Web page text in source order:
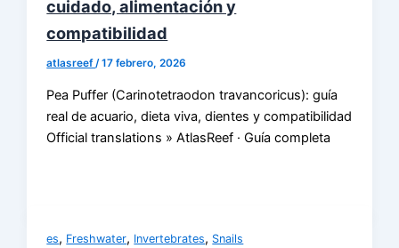
cuidado, alimentación y
compatibilidad
atlasreef/17 febrero, 2026
Pea Puffer (Carinotetraodon travancoricus): guía
real de acuario, dieta viva, dientes y compatibilidad
Official translations » AtlasReef · Guía completa
es, Freshwater, Invertebrates, Snails